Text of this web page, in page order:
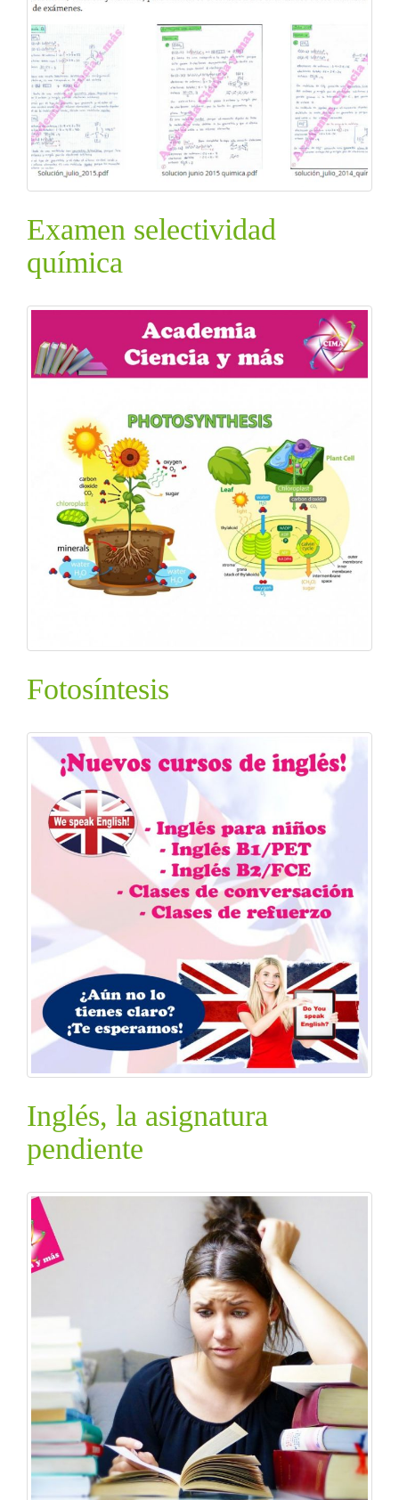
Examen selectividad
química
Fotosíntesis
Inglés, la asignatura
pendiente